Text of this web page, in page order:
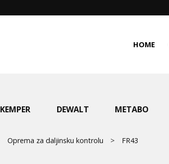
HOME
KEMPER DEWALT METABO
Oprema za daljinsku kontrolu FR43